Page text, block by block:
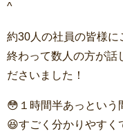
^
約30人の社員の皆様
終わって数人の方が話
ださいました！
😳１時間半あっという
😆すごく分かりやすく